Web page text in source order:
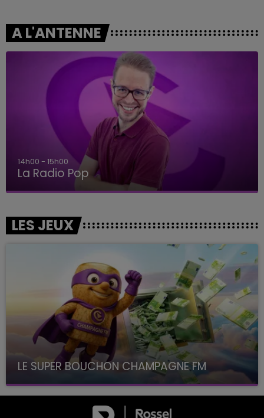
A L'ANTENNE
14h00 - 15h00
La Radio Pop
LES JEUX
LE SUPER BOUCHON CHAMPAGNE FM
avec La Famille Champagne FM, à 8H10